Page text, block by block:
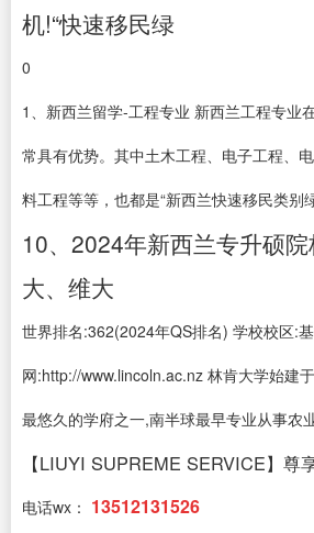
机!“快速移民绿
0
1、新西兰留学-工程专业 新西兰工程专业
常具有优势。其中土木工程、电子工程、
料工程等等，也都是“新西兰快速移民类别
10、2024年新西兰专升硕
大、维大
世界排名:362(2024年QS排名) 学校校区:
网:http://www.lincoln.ac.nz 林肯大学始建
最悠久的学府之一,南半球最早专业从事农
【LIUYI SUPREME SERVICE】尊
电话wx： 13512131526